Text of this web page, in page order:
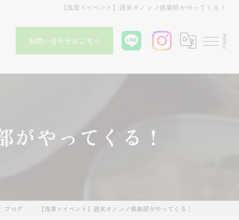
【浅草×イベント】週末オノンノ倶楽部がやってくる！
お問い合わせはこちら
がやってくる！
ブログ 【浅草×イベント】週末オノンノ倶楽部がやってくる！